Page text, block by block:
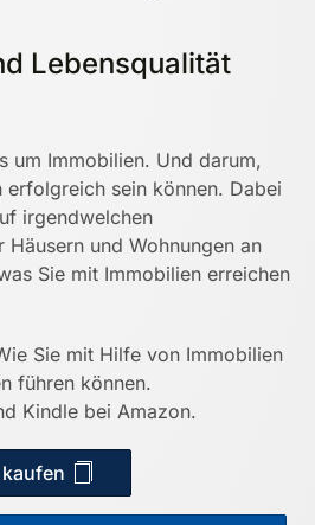
Lebensqualität
um Immobilien. Und darum,
sein können. Dabei
irgendwelchen
Häusern und Wohnungen an
Sie mit Immobilien erreichen
Sie mit Hilfe von Immobilien
führen können.
Kindle bei Amazon.